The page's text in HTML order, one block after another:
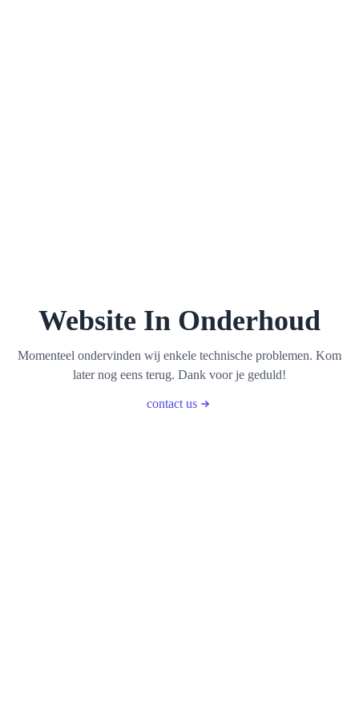
Website In Onderhoud
Momenteel ondervinden wij enkele technische problemen. Kom
later nog eens terug. Dank voor je geduld!
contact us